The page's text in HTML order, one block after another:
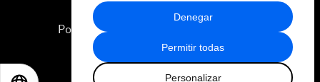
recopilado a partir del uso que haya
hecho de sus servicios.
Permitir todas
Personalizar
Denegar
Política de privacidad y normas de uso
Sitemap